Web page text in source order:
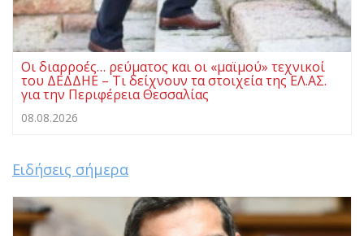
Οι διαρροές… ρεύματος και οι «μαϊμού» τεχνικοί
του ΔΕΔΔΗΕ – Τι δείχνουν τα στοιχεία της ΕΛ.ΑΣ.
για την Περιφέρεια Θεσσαλίας
08.08.2026
Ειδήσεις σήμερα